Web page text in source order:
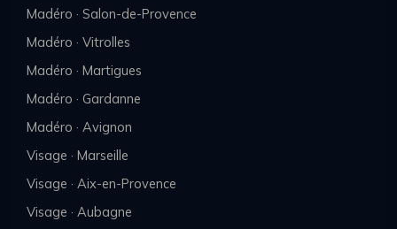
Madéro · Salon-de-Provence
Madéro · Vitrolles
Madéro · Martigues
Madéro · Gardanne
Madéro · Avignon
Visage · Marseille
Visage · Aix-en-Provence
Visage · Aubagne